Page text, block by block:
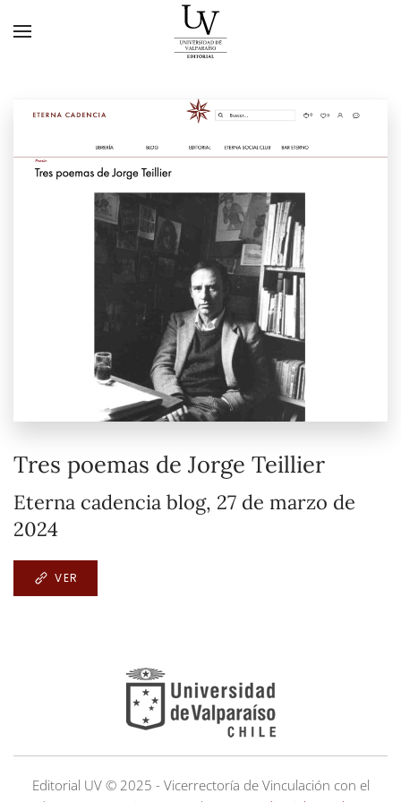
Tres poemas de Jorge Teillier
Eterna cadencia blog, 27 de marzo de
2024
VER
Editorial UV © 2025 - Vicerrectoría de Vinculación con el